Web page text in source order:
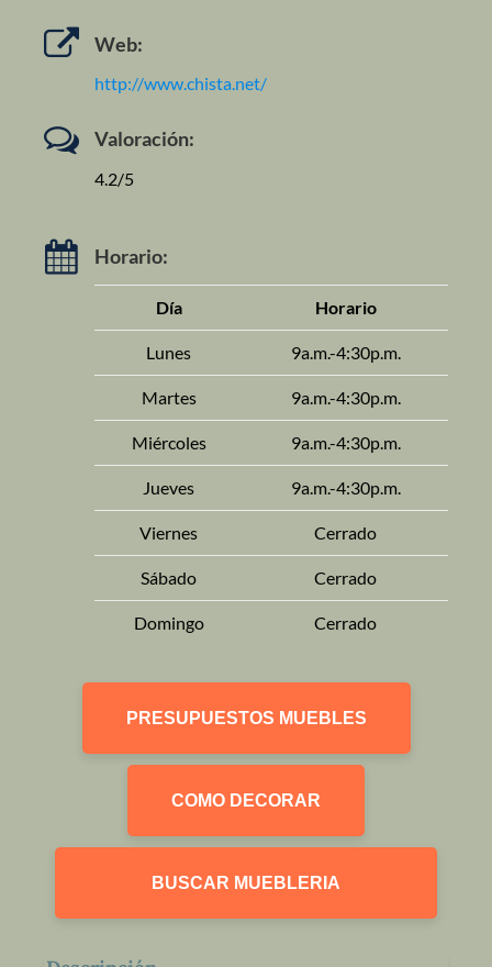
Web:
http://www.chista.net/
Valoración:
4.2/5
Horario:
Día Horario
Lunes 9a.m.-4:30p.m.
Martes 9a.m.-4:30p.m.
Miércoles 9a.m.-4:30p.m.
Jueves 9a.m.-4:30p.m.
Viernes Cerrado
Sábado Cerrado
Domingo Cerrado
PRESUPUESTOS MUEBLES
COMO DECORAR
BUSCAR MUEBLERIA